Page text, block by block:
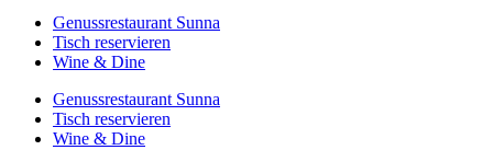
Genussrestaurant Sunna
Tisch reservieren
Wine & Dine
Genussrestaurant Sunna
Tisch reservieren
Wine & Dine